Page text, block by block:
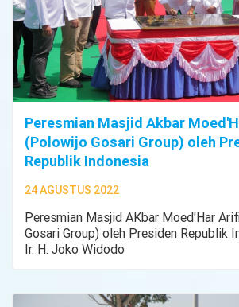
Peresmian Masjid Akbar
(Polowijo Gosari Group) oleh
Republik Indonesia
24 AGUSTUS 2022
Peresmian Masjid AKbar Moed'Har
Gosari Group) oleh Presiden Republik
Ir. H. Joko Widodo